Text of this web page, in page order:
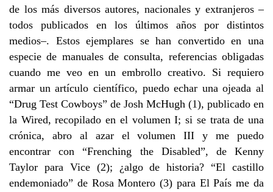
de los más diversos autores, nacionales y extranjeros –
todos publicados en los últimos años por distintos
medios–. Estos ejemplares se han convertido en una
especie de manuales de consulta, referencias obligadas
cuando me veo en un embrollo creativo. Si requiero
armar un artículo científico, puedo echar una ojeada al
“Drug Test Cowboys” de Josh McHugh (1), publicado en
la Wired, recopilado en el volumen I; si se trata de una
crónica, abro al azar el volumen III y me puedo
encontrar con “Frenching the Disabled”, de Kenny
Taylor para Vice (2); ¿algo de historia? “El castillo
endemoniado” de Rosa Montero (3) para El País me da